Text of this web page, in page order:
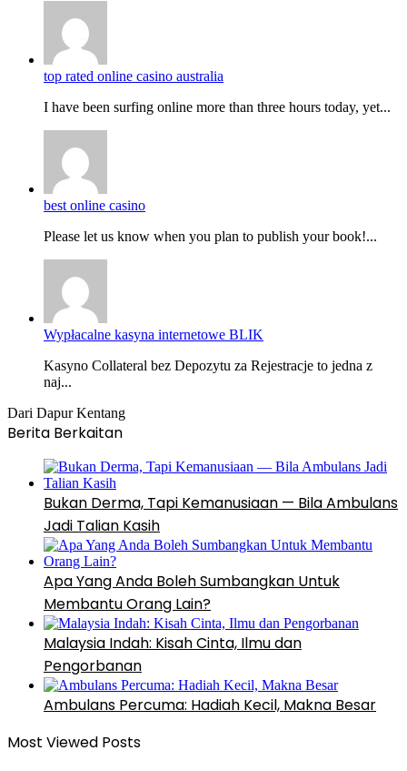
top rated online casino australia
I have been surfing online more than three hours today, yet...
best online casino
Please let us know when you plan to publish your book!...
Wypłacalne kasyna internetowe BLIK
Kasyno Collateral bez Depozytu za Rejestracje to jedna z
naj...
Dari Dapur Kentang
Berita Berkaitan
Bukan Derma, Tapi Kemanusiaan — Bila Ambulans
Jadi Talian Kasih
Apa Yang Anda Boleh Sumbangkan Untuk
Membantu Orang Lain?
Malaysia Indah: Kisah Cinta, Ilmu dan
Pengorbanan
Ambulans Percuma: Hadiah Kecil, Makna Besar
Most Viewed Posts